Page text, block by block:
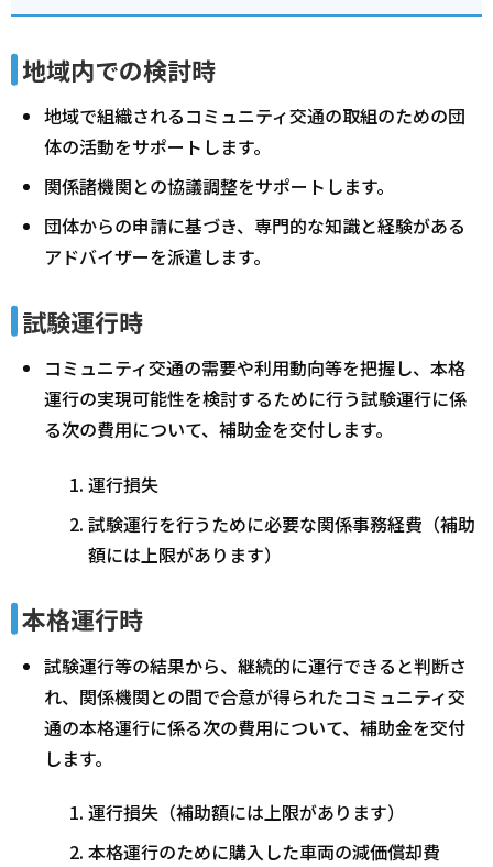
地域内での検討時
地域で組織されるコミュニティ交通の取組のための団
体の活動をサポートします。
関係諸機関との協議調整をサポートします。
団体からの申請に基づき、専門的な知識と経験がある
アドバイザーを派遣します。
試験運行時
コミュニティ交通の需要や利用動向等を把握し、本格
運行の実現可能性を検討するために行う試験運行に係
る次の費用について、補助金を交付します。
運行損失
試験運行を行うために必要な関係事務経費（補助
額には上限があります）
本格運行時
試験運行等の結果から、継続的に運行できると判断さ
れ、関係機関との間で合意が得られたコミュニティ交
通の本格運行に係る次の費用について、補助金を交付
します。
運行損失（補助額には上限があります）
本格運行のために購入した車両の減価償却費